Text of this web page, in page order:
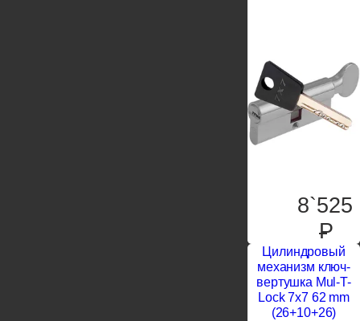
8`525
P
Цилиндровый
механизм ключ-
вертушка Mul-T-
Lock 7x7 62 mm
(26+10+26)